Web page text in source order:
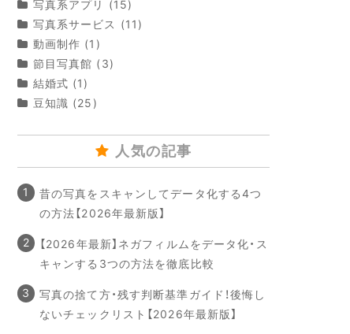
写真系アプリ
(15)
写真系サービス (11)
動画制作 (1)
節目写真館 (3)
結婚式 (1)
豆知識 (25)
人気の記事
昔の写真をスキャンしてデータ化する4つ
の方法【2026年最新版】
【2026年最新】ネガフィルムをデータ化・ス
キャンする3つの方法を徹底比較
写真の捨て方・残す判断基準ガイド！後悔し
ないチェックリスト【2026年最新版】